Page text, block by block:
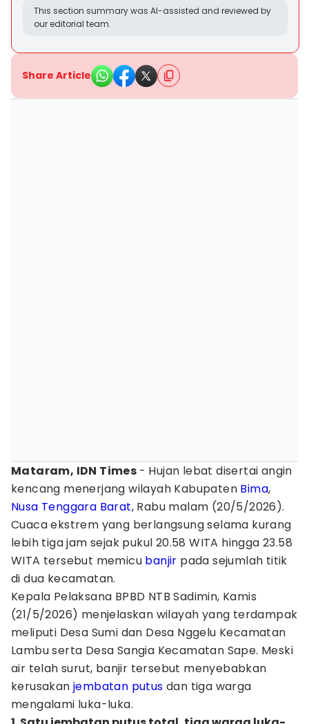
This section summary was AI-assisted and reviewed by
our editorial team.
Share Article
Mataram, IDN Times - Hujan lebat disertai angin
kencang menerjang wilayah Kabupaten Bima,
Nusa Tenggara Barat, Rabu malam (20/5/2026).
Cuaca ekstrem yang berlangsung selama kurang
lebih tiga jam sejak pukul 20.58 WITA hingga 23.58
WITA tersebut memicu banjir pada sejumlah titik
di dua kecamatan.
Kepala Pelaksana BPBD NTB Sadimin, Kamis
(21/5/2026) menjelaskan wilayah yang terdampak
meliputi Desa Sumi dan Desa Nggelu Kecamatan
Lambu serta Desa Sangia Kecamatan Sape. Meski
air telah surut, banjir tersebut menyebabkan
kerusakanjembatan putus dan tiga warga
mengalami luka-luka.